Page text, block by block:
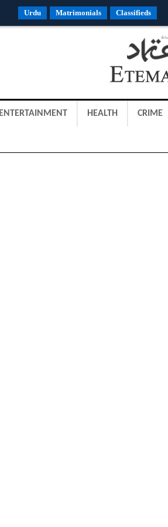
Urdu Matrimonials Classifieds
ENTERTAINMENT HEALTH CRIME